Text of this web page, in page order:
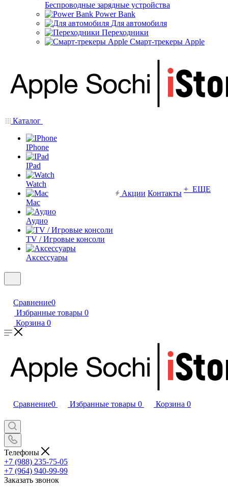
Беспроводные зарядные устройства
Power Bank
Для автомобиля
Переходники
Смарт-трекеры Apple
Каталог
IPhone
IPad
Watch
Mac
Аудио
TV / Игровые консоли
Аксессуары
Акции Контакты + ЕЩЕ
Сравнение0
Избранные товары 0
Корзина 0
Сравнение0 Избранные товары 0 Корзина 0
Телефоны
+7 (988) 235-75-05
+7 (964) 940-99-99
Заказать звонок